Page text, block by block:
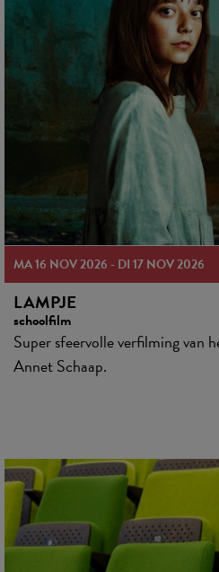
MA 16 NOV 2026 - DI 17 NOV 2026
LAMPJE
schoolfilm
Super sfeervolle verfilming van
Annet Schaap.